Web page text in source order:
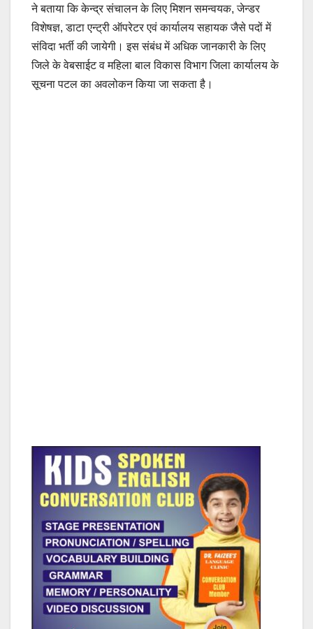
ने बताया कि केन्द्र संचालन के लिए मिशन समन्वयक, जेन्डर
विशेषज्ञ, डाटा एन्ट्री ऑपरेटर एवं कार्यालय सहायक जैसे पदों में
संविदा भर्ती की जायेगी। इस संबंध में अधिक जानकारी के लिए
जिले के वेबसाईट व महिला बाल विकास विभाग जिला कार्यालय के
सूचना पटल का अवलोकन किया जा सकता है।